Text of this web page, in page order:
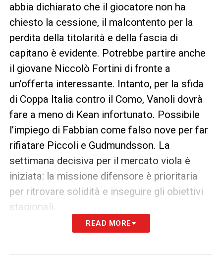
abbia dichiarato che il giocatore non ha
chiesto la cessione, il malcontento per la
perdita della titolarità e della fascia di
capitano è evidente. Potrebbe partire anche
il giovane Niccolò Fortini di fronte a
un’offerta interessante. Intanto, per la sfida
di Coppa Italia contro il Como, Vanoli dovrà
fare a meno di Kean infortunato. Possibile
l’impiego di Fabbian come falso nove per far
rifiatare Piccoli e Gudmundsson. La
settimana decisiva per il mercato viola è
iniziata: la missione difensore è prioritaria
per ritrovare solidità e inseguire gli obiettivi
stagionali.
LEGGI ANCHE –Ultime Notizie Serie A:
READ MORE